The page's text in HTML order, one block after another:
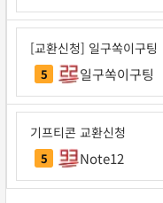
[교환신청] 일구쏙이구팅
5 일구쏙이구팅
기프티콘 교환신청
5 Note12